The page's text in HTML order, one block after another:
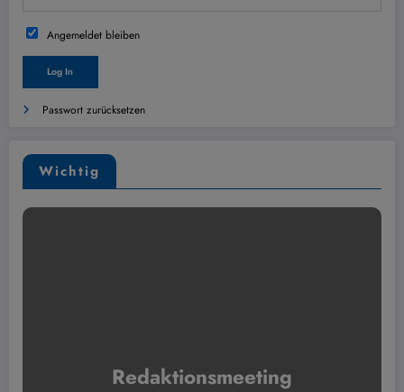
Angemeldet bleiben
Passwort zurücksetzen
Wichtig
Redaktionsmeeting